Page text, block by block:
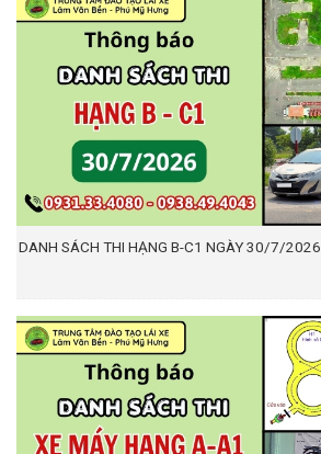
DANH SÁCH THI HẠNG B-C1 NGÀY 30/7/2026